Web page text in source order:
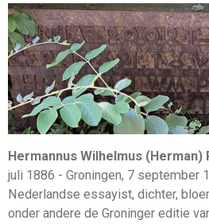
Hermannus Wilhelmus (Herman)
juli 1886 - Groningen, 7 september
Nederlandse essayist, dichter,
onder andere de Groninger editie